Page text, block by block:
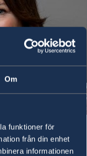
Om
funktioner för
från din enhet
informationen